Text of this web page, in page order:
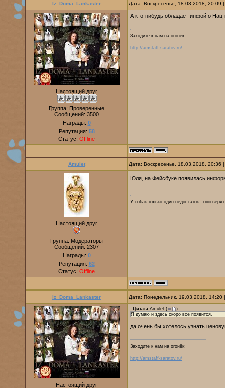
Iz_Doma_Lankaster Дата: Воскресенье, 18.03.2018,
Настоящий друг
Группа: Проверенные
Сообщений: 3500
Награды: 0
Репутация: 58
Статус: Offline
А кто-нибудь обладает инфой о Нац-
Заходите к нам на огонёк:
http://amstaff-saratov.ru/
Amulet Дата: Воскресенье, 18.03.2018,
Настоящий друг
Группа: Модераторы
Сообщений: 2307
Награды: 0
Репутация: 62
Статус: Offline
Юля, на Фейсбуке появилась
У собак только один недостаток - они
Iz_Doma_Lankaster Дата: Понедельник, 19.03.2018,
Настоящий друг
Цитата Amulet (
)
Я думаю и здесь скоро все появится.
да очень бы хотелось узнать
Заходите к нам на огонёк:
http://amstaff-saratov.ru/